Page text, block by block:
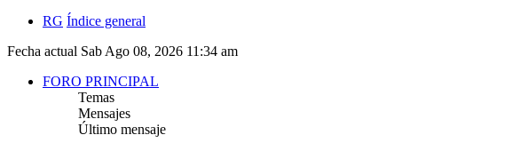
RG Índice general
Fecha actual Sab Ago 08, 2026 11:34 am
FORO PRINCIPAL
Temas
Mensajes
Último mensaje